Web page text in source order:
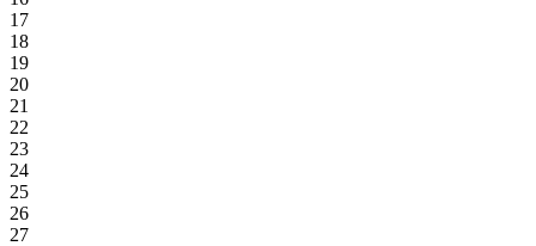
17
18
19
20
21
22
23
24
25
26
27